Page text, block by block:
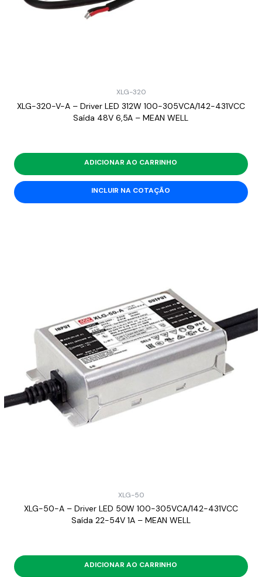
XLG-320
XLG-320-V-A – Driver LED 312W 100-305VCA/142-431VCC
Saída 48V 6,5A – MEAN WELL
ADICIONAR AO CARRINHO
INCLUIR NA COTAÇÃO
XLG-50
XLG-50-A – Driver LED 50W 100-305VCA/142-431VCC
Saída 22-54V 1A – MEAN WELL
ADICIONAR AO CARRINHO